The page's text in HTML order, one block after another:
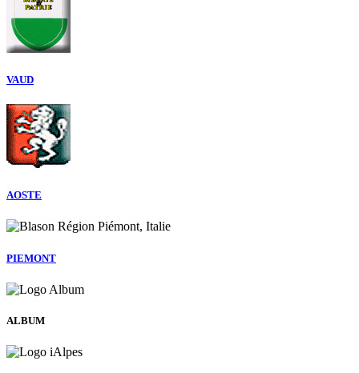
VAUD
AOSTE
PIEMONT
ALBUM